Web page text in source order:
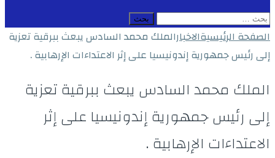
البحث
عن:
الصفحة الرئيسيةالاخبارالملك محمد السادس يبعث ببرقية تعزية
إلى رئيس جمهورية إندونيسيا على إثر الاعتداءات الإرهابية .
الملك محمد السادس يبعث ببرقية تعزية
إلى رئيس جمهورية إندونيسيا على إثر
الاعتداءات الإرهابية .